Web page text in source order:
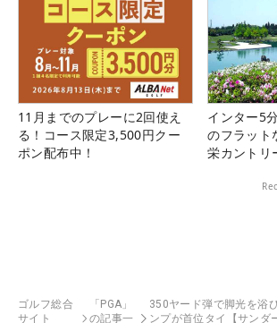
11月までのプレーに2回使え
る！コース限定3,500円クー
ポン配布中！
インター5
のフラット
栄カントリ
ゴルフ総合
サイト
「PGA」
の記事一
350ヤード弾で脚光を浴
ンプが首位タイ【サンダ